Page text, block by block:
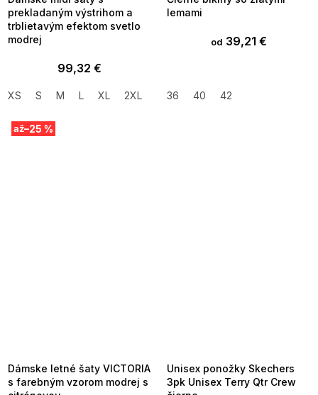
prekladaným výstrihom a
trblietavým efektom svetlo
modrej
99,32 €
XS S M L XL 2XL
lemami
od 39,21 €
36 40 42
až–25 %
Dámske letné šaty VICTORIA
s farebným vzorom modrej s
Unisex ponožky Skechers
3pk Unisex Terry Qtr Crew